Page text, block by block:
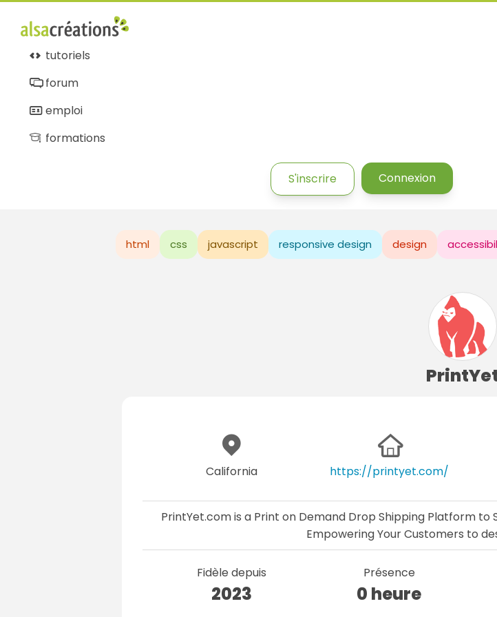
tutoriels
forum
emploi
formations
S'inscrire Connexion
html css javascript responsive design design
California https://printyet.com/
PrintYet.com is a Print on Demand Drop Shipping Platform
Empowering Your Customers to
Fidèle depuis
2023
Présence
0 heure